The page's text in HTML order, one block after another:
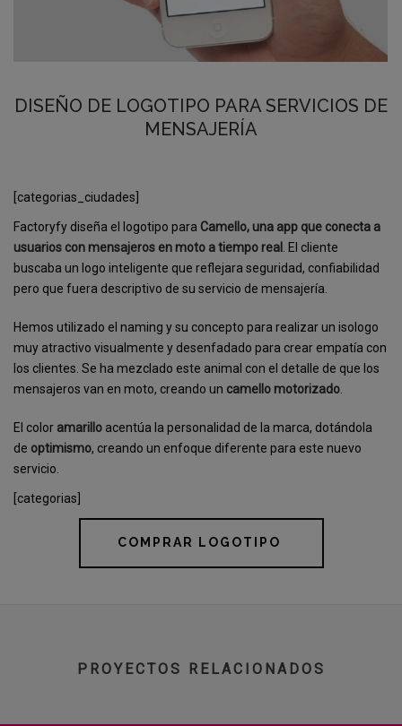
DISEÑO DE LOGOTIPO PARA SERVICIOS DE
MENSAJERÍA
[categorias_ciudades]
Factoryfy diseña el logotipo para Camello, una app que conecta a
usuarios con mensajeros en moto a tiempo real
. El cliente
buscaba un logo inteligente que reflejara seguridad, confiabilidad
pero que fuera descriptivo de su servicio de mensajería.
Hemos utilizado el naming y su concepto para realizar un isologo
muy atractivo visualmente y desenfadado para crear empatía con
los clientes. Se ha mezclado este animal con el detalle de que los
mensajeros van en moto, creando un camello motorizado
El color amarillo acentúa la personalidad de la marca, dotándola
de optimismo, creando un enfoque diferente para este nuevo
servicio.
[categorias]
COMPRAR LOGOTIPO
PROYECTOS RELACIONADOS